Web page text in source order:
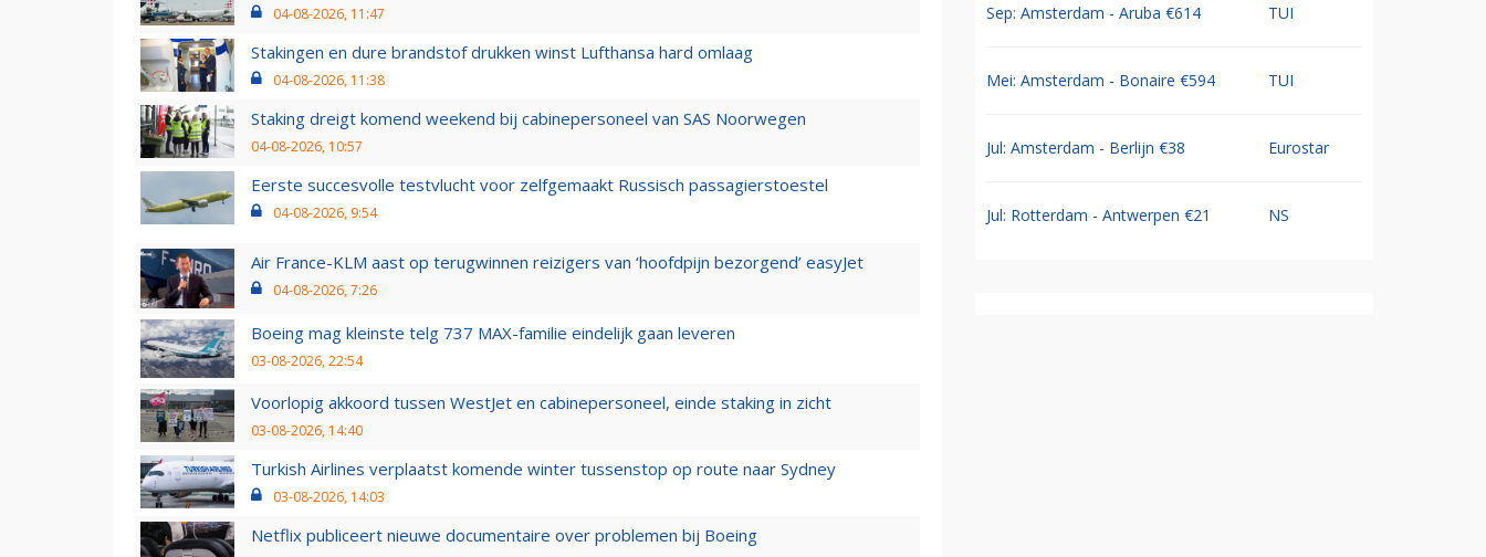
04-08-2026, 11:47
Stakingen en dure brandstof drukken winst Lufthansa hard omlaag
04-08-2026, 11:38
Staking dreigt komend weekend bij cabinepersoneel van SAS Noorwegen
04-08-2026, 10:57
Eerste succesvolle testvlucht voor zelfgemaakt Russisch passagierstoestel
04-08-2026, 9:54
Air France-KLM aast op terugwinnen reizigers van ‘hoofdpijn bezorgend’ easyJet
04-08-2026, 7:26
Boeing mag kleinste telg 737 MAX-familie eindelijk gaan leveren
03-08-2026, 22:54
Voorlopig akkoord tussen WestJet en cabinepersoneel, einde staking in zicht
03-08-2026, 14:40
Turkish Airlines verplaatst komende winter tussenstop op route naar Sydney
03-08-2026, 14:03
Netflix publiceert nieuwe documentaire over problemen bij Boeing
Sep: Amsterdam - Aruba €614 TUI
Mei: Amsterdam - Bonaire €594 TUI
Jul: Amsterdam - Berlijn €38 Eurostar
Jul: Rotterdam - Antwerpen €21 NS